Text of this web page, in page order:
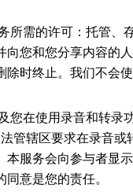
所需的许可：托管、
向您和您分享内容的
除时终止。我们不会
您在使用录音和转录
管辖区要求在录音或
本服务会向参与者显
意是您的责任。